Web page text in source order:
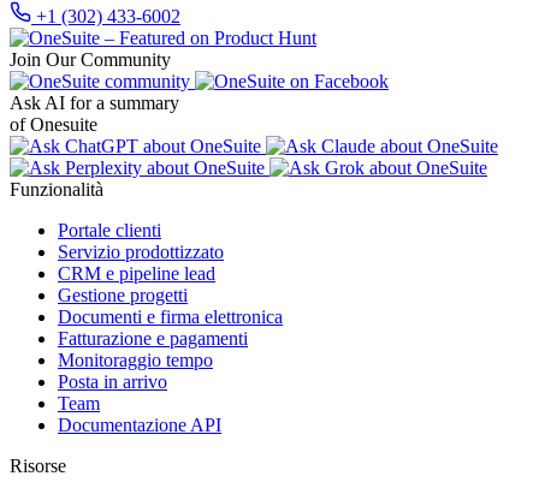
+1 (302) 433-6002
Join Our Community
Ask AI for a summary
of Onesuite
Funzionalità
Portale clienti
Servizio prodottizzato
CRM e pipeline lead
Gestione progetti
Documenti e firma elettronica
Fatturazione e pagamenti
Monitoraggio tempo
Posta in arrivo
Team
Documentazione API
Risorse